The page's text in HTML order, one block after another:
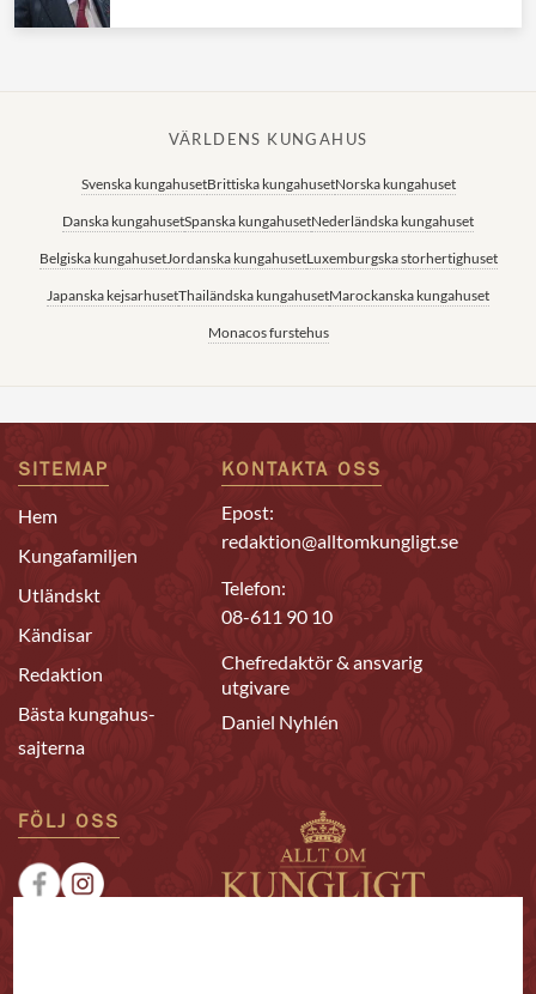
VÄRLDENS KUNGAHUS
Svenska kungahusetBrittiska kungahusetNorska kungahuset
Danska kungahusetSpanska kungahusetNederländska kungahuset
Belgiska kungahusetJordanska kungahusetLuxemburgska storhertighuset
Japanska kejsarhusetThailändska kungahusetMarockanska kungahuset
Monacos furstehus
SITEMAP
Hem
Kungafamiljen
Utländskt
Kändisar
Redaktion
Bästa kungahus-
sajterna
KONTAKTA OSS
Epost:
redaktion@alltomkungligt.se
Telefon:
08-611 90 10
Chefredaktör & ansvarig
utgivare
Daniel Nyhlén
FÖLJ OSS